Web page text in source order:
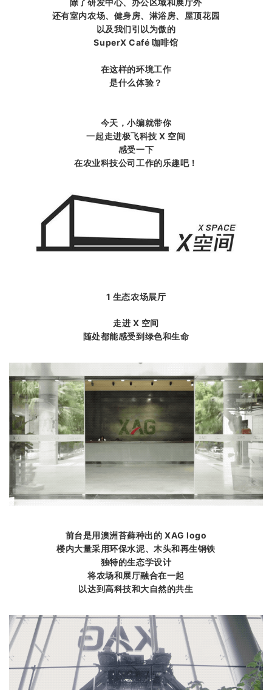
除了研发中心、办公区域和展厅外
还有室内农场、健身房、淋浴房、屋顶花园
以及我们引以为傲的
SuperX Café 咖啡馆
在这样的环境工作
是什么体验？
今天，小编就带你
一起走进极飞科技 X 空间
感受一下
在农业科技公司工作的乐趣吧！
1 生态农场展厅
走进 X 空间
随处都能感受到绿色和生命
前台是用澳洲苔藓种出的 XAG logo
楼内大量采用环保水泥、木头和再生钢铁
独特的生态学设计
将农场和展厅融合在一起
以达到高科技和大自然的共生